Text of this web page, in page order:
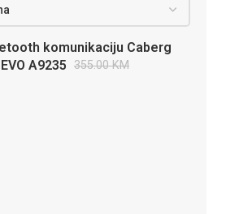
komunikaciju Caberg
A9235 355.00KM